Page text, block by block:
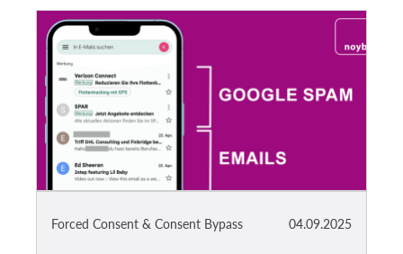
04.09.2025
Forced Consent & Consent Bypass